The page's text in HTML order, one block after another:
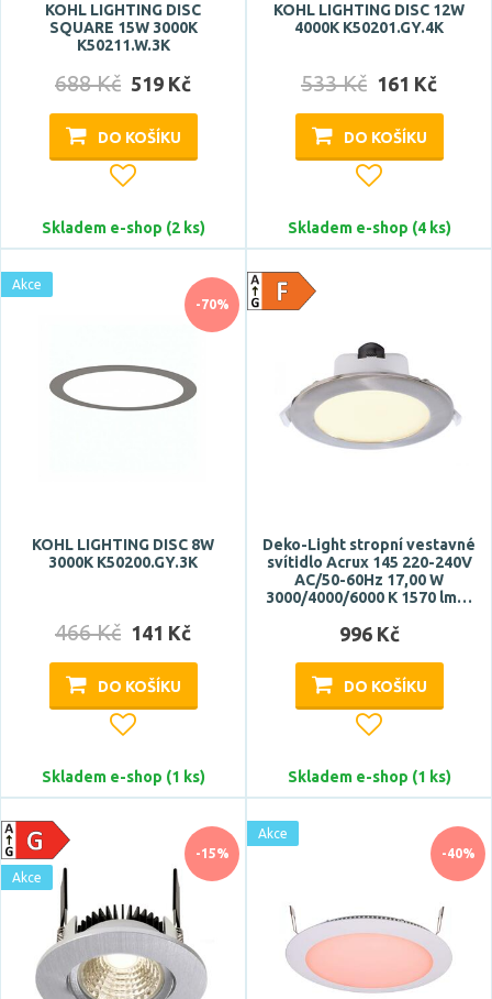
KOHL LIGHTING DISC
SQUARE 15W 3000K
K50211.W.3K
688 Kč 519 Kč
DO KOŠÍKU
Skladem e-shop (2 ks)
KOHL LIGHTING DISC 12W
4000K K50201.GY.4K
533 Kč 161 Kč
DO KOŠÍKU
Skladem e-shop (4 ks)
-70%
Akce
KOHL LIGHTING DISC 8W
3000K K50200.GY.3K
466 Kč 141 Kč
DO KOŠÍKU
Skladem e-shop (1 ks)
Deko-Light stropní vestavné
svítidlo Acrux 145 220-240V
AC/50-60Hz 17,00 W
3000/4000/6000 K 1570 lm…
996 Kč
DO KOŠÍKU
Skladem e-shop (1 ks)
-15%
Akce
-40%
Akce